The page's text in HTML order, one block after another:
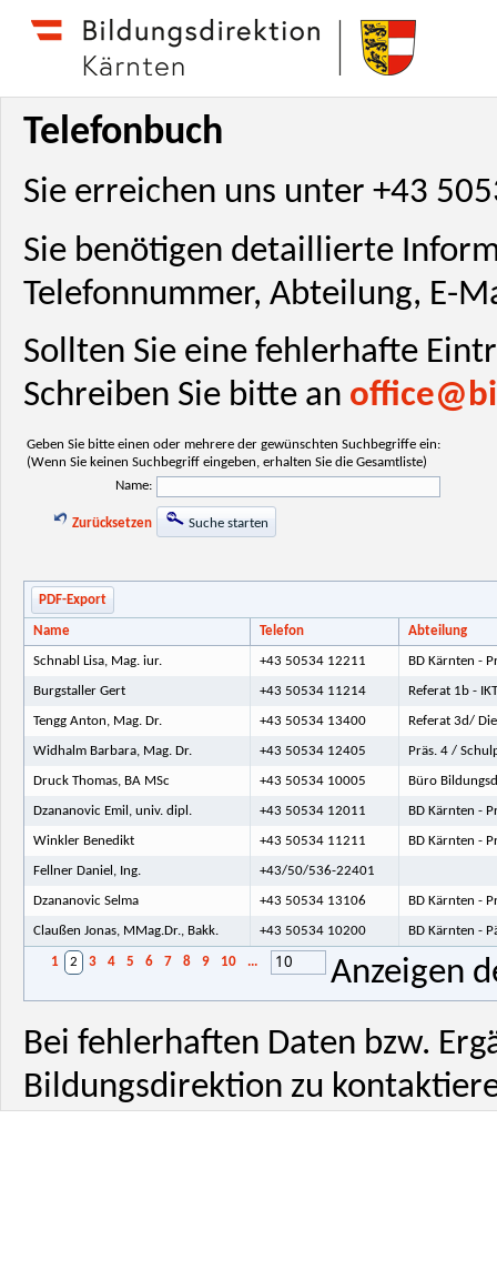
Telefonbuch
Sie erreichen uns unter +43
Sie benötigen detaillierte
Telefonnummer, Abteilung, E-
Sollten Sie eine fehlerhafte
Schreiben Sie bitte an
Geben Sie bitte einen oder mehrere der gewünschten Suchbegriffe ein:
(Wenn Sie keinen Suchbegriff eingeben, erhalten Sie die Gesamtliste)
Name:
Zurücksetzen Suche starten
PDF-Export
Name Telefon Abteilung
Schnabl Lisa, Mag. iur. +43 50534 12211 BD Kärnten -
Burgstaller Gert +43 50534 11214 Referat 1b -
Tengg Anton, Mag. Dr. +43 50534 13400 Referat 3d/
Widhalm Barbara, Mag. Dr. +43 50534 12405 Präs. 4 /
Druck Thomas, BA MSc +43 50534 10005 Büro
Dzananovic Emil, univ. dipl. +43 50534 12011 BD Kärnten -
Winkler Benedikt +43 50534 11211 BD Kärnten -
Fellner Daniel, Ing. +43/50/536-22401
Dzananovic Selma +43 50534 13106 BD Kärnten -
Claußen Jonas, MMag.Dr., Bakk. +43 50534 10200 BD Kärnten -
1 2 3 4 5 6 7 8 9 10 ... 10 Anzeigen
Bei fehlerhaften Daten bzw.
Bildungsdirektion zu